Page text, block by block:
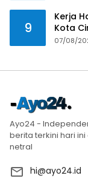
9
Kerja
Kota
07/08/
Ayo24 -
berita terkini hari
netral
hi@ayo24.id